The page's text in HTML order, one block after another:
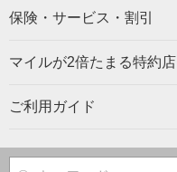
保険・サービス・割引
マイルが2倍たまる特約店
ご利用ガイド